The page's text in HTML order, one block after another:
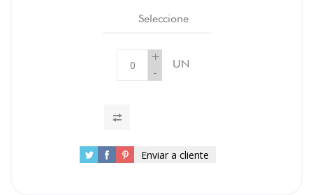
Seleccione
+
-
UN
Enviar a cliente